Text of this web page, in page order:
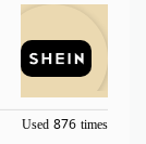
Used 876 times